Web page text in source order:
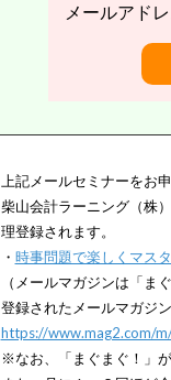
メールアドレ
上記メールセミナーをお
柴山会計ラーニング（株
理登録されます。
・ 時事問題で楽しくマス
（メールマガジンは「ま
登録されたメールマガジ
https://www.mag2.com/
※なお、「まぐまぐ！」